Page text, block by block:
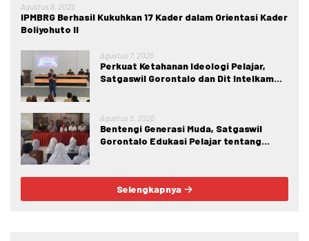
Agustus 8, 2026
IPMBRG Berhasil Kukuhkan 17 Kader dalam Orientasi Kader
Boliyohuto II
Agustus 7, 2026
Perkuat Ketahanan Ideologi Pelajar,
Satgaswil Gorontalo dan Dit Intelkam
Kabila
Agustus 5, 2026
Bentengi Generasi Muda, Satgaswil
Gorontalo Edukasi Pelajar tentang
Selengkapnya